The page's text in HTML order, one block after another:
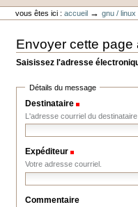
personnels
vous êtes ici : accueil →gnu / linux
Envoyer cette page
Saisissez l'adresse
Détails du message
Destinataire
L'adresse courriel du destinataire
Expéditeur
Votre adresse courriel.
Commentaire